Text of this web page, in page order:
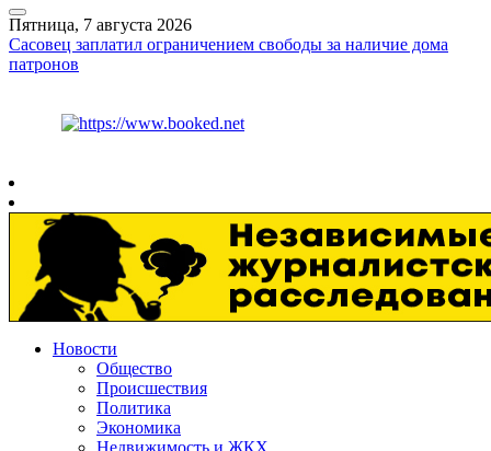
Пятница, 7 августа 2026
Сасовец заплатил ограничением свободы за наличие дома
патронов
Новости
Общество
Происшествия
Политика
Экономика
Недвижимость и ЖКХ